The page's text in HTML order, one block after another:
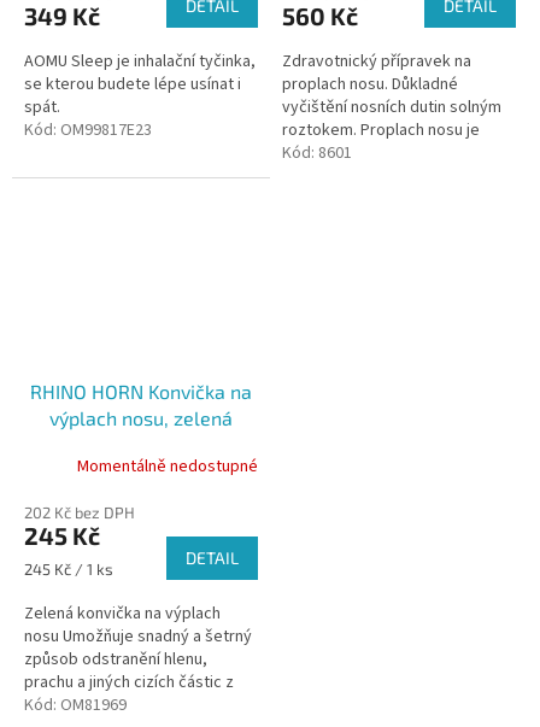
je
z
5
hvězdiček.
349 Kč DETAIL
AOMU Sleep je inhalační tyčinka,
se kterou budete lépe usínat i
spát.
Kód: OM99817E23
je
z
5
hvězdiček.
560 Kč DETAIL
Zdravotnický přípravek na
proplach nosu. Důkladné
vyčištění nosních dutin solným
roztokem. Proplach nosu je
běžnou součástí každodenní
Kód: 8601
RHINO HORN Konvička na
výplach nosu, zelená
Momentálně nedostupné
202 Kč bez DPH
245 Kč
Měrná
245 Kč / 1 ks
DETAIL
Zelená konvička na výplach
nosu Umožňuje snadný a šetrný
způsob odstranění hlenu,
prachu a jiných cizích částic z
oblasti nosních dutin Výplach
Kód: OM81969